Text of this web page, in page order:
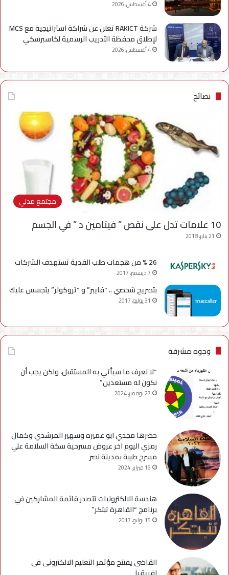
4 أغسطس، 2026
شركة RAKICT تعلن عن شراكة استراتيجية مع MCS
لإطلاق محفظة التدريب الرسمية لكاسبرسكي
4 أغسطس، 2026
نصائح
مجتمع مدني
10 علامات تدل على نقص ” فيتامين د ” في الجسم
21 يناير، 2018
26 % من هجمات طلب الفدية تستهدف الشركات
7 ديسمبر، 2017
بتصريح شخصي .. “فايبر” و “تروكولر” يتجسس عليك
31 يوليو، 2017
وجوه مشرفة
“لا نعرف ما سيأتي به المستقبل، ولكن يجب أن
نكون له مستعدين”
27 نوفمبر، 2024
حضرها مجدي ابو عميره وسهير المرشدي وكمال
رمزي اليوم اخر عروض مسرحية سكة السلامة علي
مسرح طيبة بمدينة نصر
16 فبراير، 2024
هندسة الالكترونيات تتصدر قائمة المشاركين في
برنامج “القاهرة تبتكر”
15 يوليو، 2017
القاضى يفتتح مؤتمر التعليم الالكترونى فى